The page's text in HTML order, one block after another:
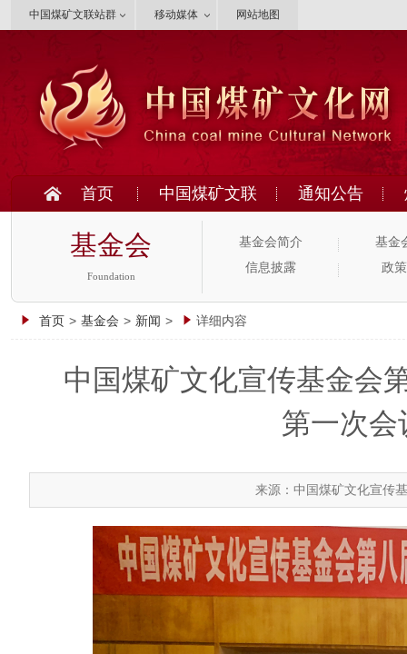
中国煤矿文联站群 移动媒体 网站地图
首页 中国煤矿文联 通知公告
基金会
Foundation
基金会简介
基金
信息披露
政
首页 > 基金会 > 新闻 > 详细内容
中国煤矿文化宣传基金会
第一次
来源：中国煤矿文化宣传